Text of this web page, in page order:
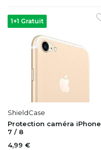
1+1 Gratuit
ShieldCase
Protection caméra iPhone
7 / 8
4,99 €